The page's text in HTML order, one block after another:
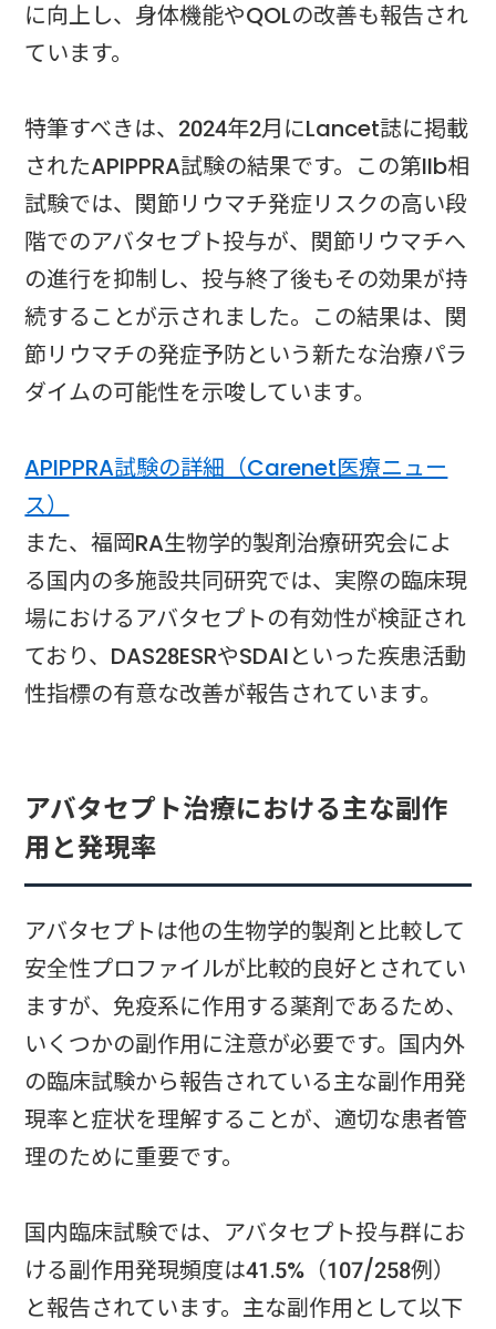
に向上し、身体機能やQOLの改善も報告され
ています。
特筆すべきは、2024年2月にLancet誌に掲載
されたAPIPPRA試験の結果です。この第IIb相
試験では、関節リウマチ発症リスクの高い段
階でのアバタセプト投与が、関節リウマチへ
の進行を抑制し、投与終了後もその効果が持
続することが示されました。この結果は、関
節リウマチの発症予防という新たな治療パラ
ダイムの可能性を示唆しています。
APIPPRA試験の詳細（Carenet医療ニュー
ス）
また、福岡RA生物学的製剤治療研究会によ
る国内の多施設共同研究では、実際の臨床現
場におけるアバタセプトの有効性が検証され
ており、DAS28ESRやSDAIといった疾患活動
性指標の有意な改善が報告されています。
アバタセプト治療における主な副作
用と発現率
アバタセプトは他の生物学的製剤と比較して
安全性プロファイルが比較的良好とされてい
ますが、免疫系に作用する薬剤であるため、
いくつかの副作用に注意が必要です。国内外
の臨床試験から報告されている主な副作用発
現率と症状を理解することが、適切な患者管
理のために重要です。
国内臨床試験では、アバタセプト投与群にお
ける副作用発現頻度は41.5%（107/258例）
と報告されています。主な副作用として以下